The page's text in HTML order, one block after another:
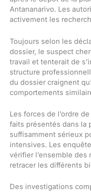
Antananarivo. Les
activement les
Toujours selon les
dossier, le suspect
travail et tenterait de
structure
du dossier craignent
comportements
Les forces de l’ordre
faits présentés dans la
suffisamment sérieux
intensives. Les
vérifier l’ensemble
retracer les différents
Des investigations